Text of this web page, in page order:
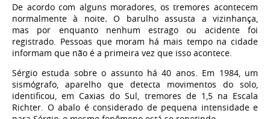
De acordo com alguns moradores, os tremores acontecem
normalmente à noite.O barulho assusta a vizinhança,
mas por enquanto nenhum estrago ou acidente foi
registrado. Pessoas que moram há mais tempo na cidade
informam que não é a primeira vez que isso acontece.
Sérgio estuda sobre o assunto há 40 anos. Em 1984, um
sismógrafo, aparelho que detecta movimentos do solo,
identificou, em Caxias do Sul, tremores de 1,5 na Escala
Richter. O abalo é considerado de pequena intensidade e